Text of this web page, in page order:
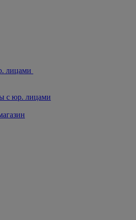
лицами
с юр. лицами